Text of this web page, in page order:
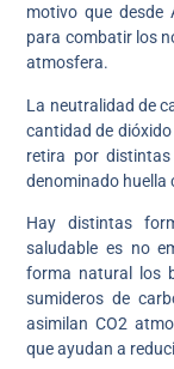
motivo que desde
para combatir los
atmosfera.
La neutralidad de
cantidad de
retira por
denominado huella
Hay distintas
saludable es no
forma natural los
sumideros de
asimilan CO2
que ayudan a